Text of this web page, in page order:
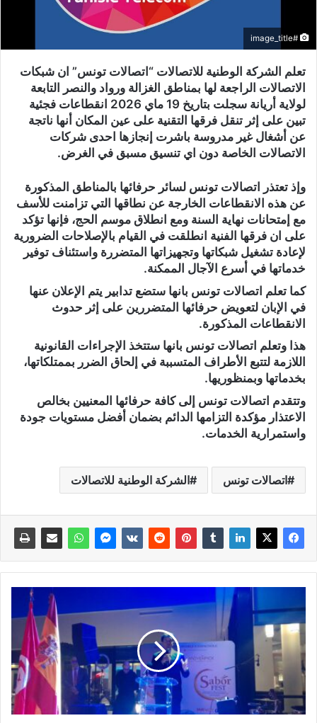
#image_title
تعلم الشركة الوطنية للاتصالات “اتصالات تونس” ان شبكات
الاتصالات الراجعة لها بمناطق الغزالة ورواد والنصر التابعة
لولاية أريانة سجلت بتاريخ 19 ماي 2026 انقطاعات فجئية
تبين على إثر تنقل فرقها التقنية على عين المكان أنها ناتجة
عن أشغال غير مدروسة باشرت إنجازها احدى شركات
الاتصالات الخاصة دون اي تنسيق مسبق في الغرض.
وإذ تعتذر اتصالات تونس لسائر حرفائها بالمناطق المذكورة
عن هذه الانقطاعات الخارجة عن نطاقها التي تزامنت للأسف
مع إمتحانات نهاية السنة ومع انطلاق موسم الحج، فإنها تؤكد
على ان فرقها الفنية انطلقت في القيام بالإصلاحات الضرورية
لإعادة تشغيل شبكاتها وتجهيزاتها المتضررة واستئناف توفير
خدماتها في أسرع الآجال الممكنة.
كما تعلم اتصالات تونس بانها ستضع تدابير يتم الإعلان عنها
في الإبان لتعويض حرفائها المتضررين على إثر حدوث
الانقطاعات المذكورة.
هذا وتعلم اتصالات تونس بانها ستتخذ الإجراءات القانونية
اللازمة لتتبع الأطراف المتسببة في إلحاق الضرر بممتلكاتها،
بخدماتها وبمنظوريها.
وتتقدم اتصالات تونس إلى كافة حرفائها المعنيين بخالص
الاعتذار مؤكدة التزامها الدائم بضمان أفضل مستويات جودة
واستمرارية الخدمات.
اتصالات تونس الشركة الوطنية للاتصالات